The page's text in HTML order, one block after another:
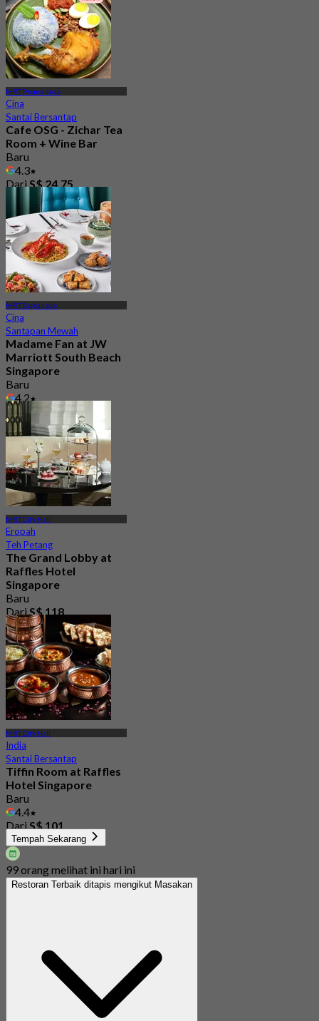
MRT Promenade
Cina
Santai Bersantap
Cafe OSG - Zichar Tea
Room + Wine Bar
Baru
4.3
Dari S$ 24.75
MRT Esplanade
Cina
Santapan Mewah
Madame Fan at JW
Marriott South Beach
Singapore
Baru
4.2
Dari S$ 94
MRT City Hall
Eropah
Teh Petang
The Grand Lobby at
Raffles Hotel
Singapore
Baru
Dari S$ 118
MRT City Hall
India
Santai Bersantap
Tiffin Room at Raffles
Hotel Singapore
Baru
4.4
Dari S$ 101
Tempah Sekarang
99 orang melihat ini hari ini
Restoran Terbaik ditapis mengikut Masakan